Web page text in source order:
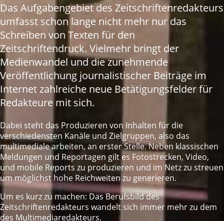
Das Aufgabengebiet des Zeitschriftenredakteurs
umfasst schon lange nicht mehr nur das
Schreiben von Texten für den
Zeitschriftendruck. Vielmehr bringt der
Medienwandel und die zunehmende
Veröffentlichung journalistischer Beiträge im
Internet zahlreiche neue Betätigungsfelder für
Redakteure mit sich.
Dabei steht das Produzieren von Inhalten für die
verschiedensten Kanäle und Zielgruppen, also das
multimediale ­arbeiten, an erster Stelle. Neben klassischen
Meldungen und Reportagen gilt es Fotostrecken, Video,
und mobile Reports zu produzieren und im Netz zu streuen
um möglichst hohe Reichweiten zu generieren.
Um es kurz zu machen: Das Berufsbild des
Zeitschriftenredakteurs wandelt sich immer mehr zu dem
des ­Multimediaredakteurs.